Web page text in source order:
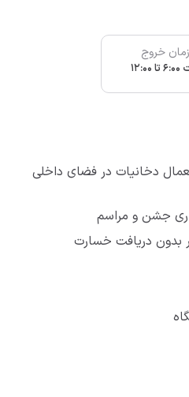
زمان خروج
دخانیات در فضای داخلی
جشن و مراسم
بدون دریافت خسارت